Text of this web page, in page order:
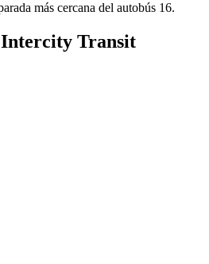
más cercana del autobús 16.
Intercity Transit